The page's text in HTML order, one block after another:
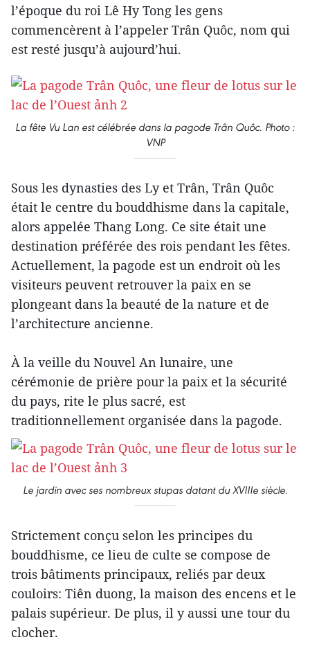
l’époque du roi Lê Hy Tong les gens
commencèrent à l’appeler Trân Quôc, nom qui
est resté jusqu’à aujourd’hui.
La fête Vu Lan est célébrée dans la pagode Trân Quôc. Photo :
VNP
Sous les dynasties des Ly et Trân, Trân Quôc
était le centre du bouddhisme dans la capitale,
alors appelée Thang Long. Ce site était une
destination préférée des rois pendant les fêtes.
Actuellement, la pagode est un endroit où les
visiteurs peuvent retrouver la paix en se
plongeant dans la beauté de la nature et de
l’architecture ancienne.
À la veille du Nouvel An lunaire, une
cérémonie de prière pour la paix et la sécurité
du pays, rite le plus sacré, est
traditionnellement organisée dans la pagode.
Le jardin avec ses nombreux stupas datant du XVIIIe siècle.
Strictement conçu selon les principes du
bouddhisme, ce lieu de culte se compose de
trois bâtiments principaux, reliés par deux
couloirs: Tiên duong, la maison des encens et le
palais supérieur. De plus, il y aussi une tour du
clocher.